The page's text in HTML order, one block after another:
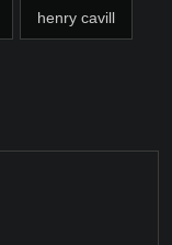
henry cavill